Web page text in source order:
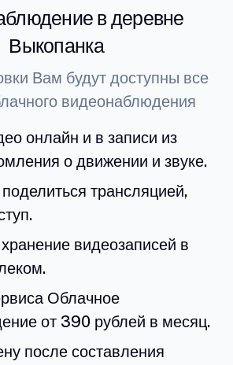
в деревне
Выкопанка
Вам будут доступны все
видеонаблюдения
онлайн и в записи из
о движении и звуке.
трансляцией,
видеозаписей в
Облачное
от 390 рублей в месяц.
после составления